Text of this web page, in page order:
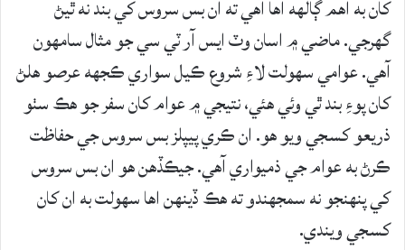
کان به اهم ڳالهه اها آهي ته ان بس سروس کي بند نه ٿيڻ
گهرجي. ماضي ۾ اسان وٽ ايس آر ٽي سي جو مثال سامهون
آهي. عوامي سهولت لاءِ شروع ڪيل سواري ڪجهه عرصو هلڻ
کان پوءِ بند ٿي وئي هئي، نتيجي ۾ عوام کان سفر جو هڪ سٺو
ذريعو کسجي ويو هو. ان ڪري پيپلز بس سروس جي حفاظت
ڪرڻ به عوام جي ذميواري آهي. جيڪڏهن هو ان بس سروس
کي پنهنجو نه سمجهندو ته هڪ ڏينهن اها سهولت به ان کان
کسجي ويندي.